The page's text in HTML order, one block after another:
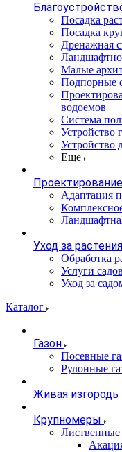
Посадка
Посадка
Дренажная
Малые
Подпорные
водоемов
Система
Устройство
Устройство
Еще
Адаптация
Уход за
Обработка
Услуги
Уход за
Каталог
Газон
Посевные
Рулонные
Живая изгородь
Крупномеры
Лиственные